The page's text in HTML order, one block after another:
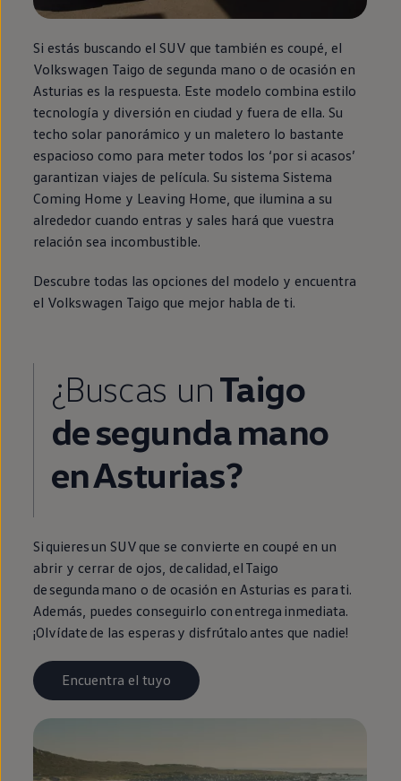
Si estás buscando el SUV que también es coupé, el
Volkswagen Taigo de segunda mano o de ocasión en
Asturias es la respuesta. Este modelo combina estilo
tecnología y diversión en ciudad y fuera de ella. Su
techo solar panorámico y un maletero lo bastante
espacioso como para meter todos los ‘por si acasos’
garantizan viajes de película. Su sistema Sistema
Coming Home y Leaving Home , que ilumina a su
alrededor cuando entras y sales hará que vuestra
relación sea incombustible.
Descubre todas las opciones del modelo y encuentra
el Volkswagen Taigo que mejor habla de ti.
¿Buscas unTaigo
desegundamano
enAsturias?
Si quieres un SUV que se convierte en coupé en un
abrir y cerrar de ojos, de calidad, el Taigo
desegunda mano o de ocasión en Asturias es para ti.
Además, puedes conseguirlo con entrega inmediata.
¡Olvídate de las esperas y disfrútalo antes que nadie!
Encuentra el tuyo